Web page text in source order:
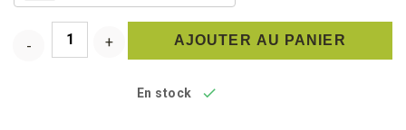
AJOUTER AU PANIER
En stock 